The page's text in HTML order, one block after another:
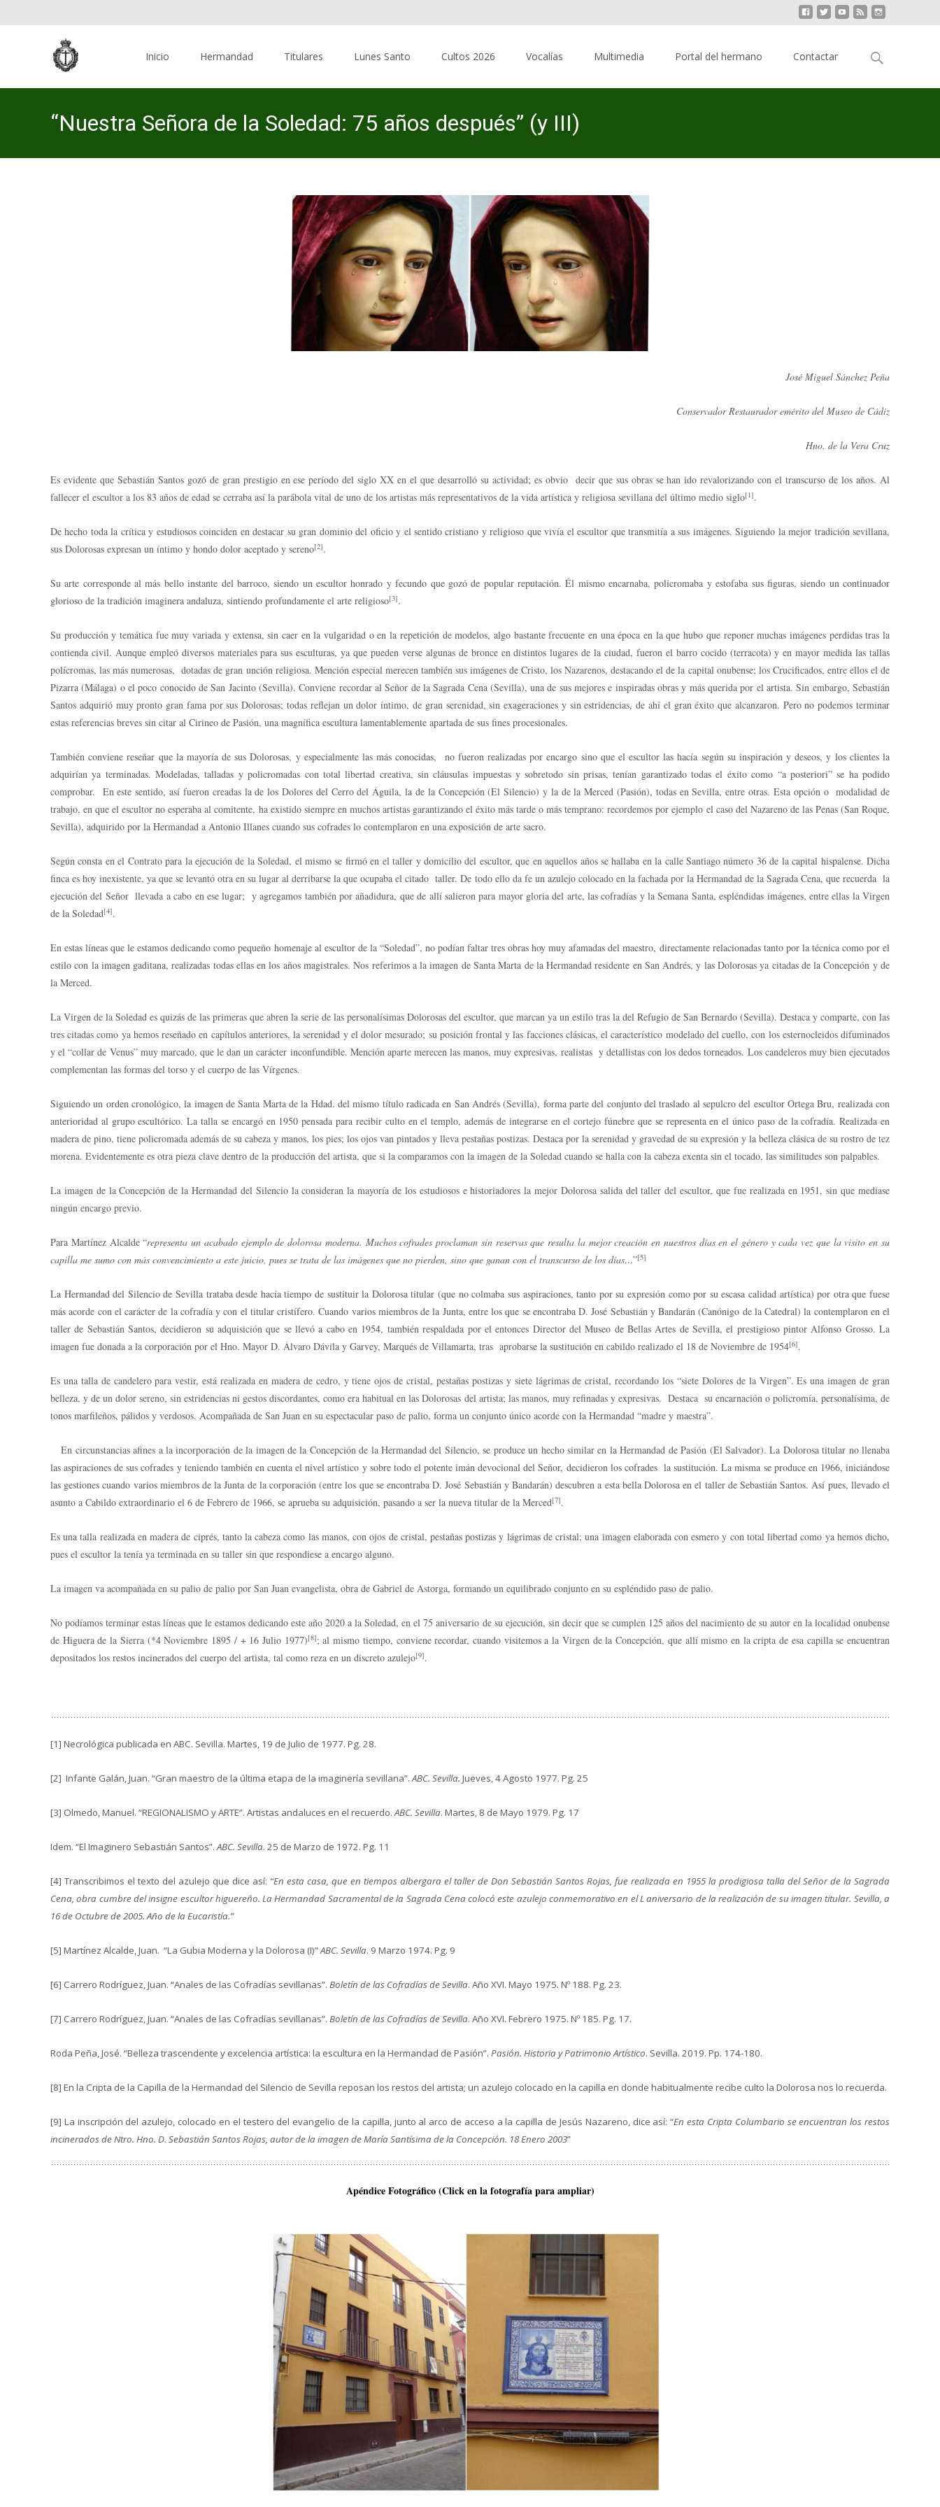
Inicio Hermandad Titulares Lunes Santo Cultos 2026 Vocalías Multimedia Portal del hermano Contactar Buscar:
“Nuestra Señora de la Soledad: 75 años después” (y III)
José Miguel Sánchez Peña
Conservador Restaurador emérito del Museo de Cádiz
Hno. de la Vera Cruz
Es evidente que Sebastián Santos gozó de gran prestigio en ese período del siglo XX en el que desarrolló su actividad; es obvio decir que sus obras se han ido revalorizando con el transcurso de los años. Al
fallecer el escultor a los 83 años de edad se cerraba así la parábola vital de uno de los artistas más representativos de la vida artística y religiosa sevillana del último medio siglo[1].
De hecho toda la crítica y estudiosos coinciden en destacar su gran dominio del oficio y el sentido cristiano y religioso que vivía el escultor que transmitía a sus imágenes. Siguiendo la mejor tradición sevillana,
sus Dolorosas expresan un íntimo y hondo dolor aceptado y sereno[2].
Su arte corresponde al más bello instante del barroco, siendo un escultor honrado y fecundo que gozó de popular reputación. Él mismo encarnaba, policromaba y estofaba sus figuras, siendo un continuador
glorioso de la tradición imaginera andaluza, sintiendo profundamente el arte religioso[3].
Su producción y temática fue muy variada y extensa, sin caer en la vulgaridad o en la repetición de modelos, algo bastante frecuente en una época en la que hubo que reponer muchas imágenes perdidas tras la
contienda civil. Aunque empleó diversos materiales para sus esculturas, ya que pueden verse algunas de bronce en distintos lugares de la ciudad, fueron el barro cocido (terracota) y en mayor medida las tallas
polícromas, las más numerosas, dotadas de gran unción religiosa. Mención especial merecen también sus imágenes de Cristo, los Nazarenos, destacando el de la capital onubense; los Crucificados, entre ellos el de
Pizarra (Málaga) o el poco conocido de San Jacinto (Sevilla). Conviene recordar al Señor de la Sagrada Cena (Sevilla), una de sus mejores e inspiradas obras y más querida por el artista. Sin embargo, Sebastián
Santos adquirió muy pronto gran fama por sus Dolorosas; todas reflejan un dolor íntimo, de gran serenidad, sin exageraciones y sin estridencias, de ahí el gran éxito que alcanzaron. Pero no podemos terminar
estas referencias breves sin citar al Cirineo de Pasión, una magnífica escultura lamentablemente apartada de sus fines procesionales.
También conviene reseñar que la mayoría de sus Dolorosas, y especialmente las más conocidas, no fueron realizadas por encargo sino que el escultor las hacía según su inspiración y deseos, y los clientes la
adquirían ya terminadas. Modeladas, talladas y policromadas con total libertad creativa, sin cláusulas impuestas y sobretodo sin prisas, tenían garantizado todas el éxito como “a posteriori” se ha podido
comprobar. En este sentido, así fueron creadas la de los Dolores del Cerro del Águila, la de la Concepción (El Silencio) y la de la Merced (Pasión), todas en Sevilla, entre otras. Esta opción o modalidad de
trabajo, en que el escultor no esperaba al comitente, ha existido siempre en muchos artistas garantizando el éxito más tarde o más temprano: recordemos por ejemplo el caso del Nazareno de las Penas (San Roque,
Sevilla), adquirido por la Hermandad a Antonio Illanes cuando sus cofrades lo contemplaron en una exposición de arte sacro.
Según consta en el Contrato para la ejecución de la Soledad, el mismo se firmó en el taller y domicilio del escultor, que en aquellos años se hallaba en la calle Santiago número 36 de la capital hispalense. Dicha
finca es hoy inexistente, ya que se levantó otra en su lugar al derribarse la que ocupaba el citado taller. De todo ello da fe un azulejo colocado en la fachada por la Hermandad de la Sagrada Cena, que recuerda la
ejecución del Señor llevada a cabo en ese lugar; y agregamos también por añadidura, que de allí salieron para mayor gloria del arte, las cofradías y la Semana Santa, espléndidas imágenes, entre ellas la Virgen
de la Soledad[4].
En estas líneas que le estamos dedicando como pequeño homenaje al escultor de la “Soledad”, no podían faltar tres obras hoy muy afamadas del maestro, directamente relacionadas tanto por la técnica como por el
estilo con la imagen gaditana, realizadas todas ellas en los años magistrales. Nos referimos a la imagen de Santa Marta de la Hermandad residente en San Andrés, y las Dolorosas ya citadas de la Concepción y de
la Merced.
La Virgen de la Soledad es quizás de las primeras que abren la serie de las personalísimas Dolorosas del escultor, que marcan ya un estilo tras la del Refugio de San Bernardo (Sevilla). Destaca y comparte, con las
tres citadas como ya hemos reseñado en capítulos anteriores, la serenidad y el dolor mesurado; su posición frontal y las facciones clásicas, el característico modelado del cuello, con los esternocleidos difuminados
y el “collar de Venus” muy marcado, que le dan un carácter inconfundible. Mención aparte merecen las manos, muy expresivas, realistas y detallistas con los dedos torneados. Los candeleros muy bien ejecutados
complementan las formas del torso y el cuerpo de las Vírgenes.
Siguiendo un orden cronológico, la imagen de Santa Marta de la Hdad. del mismo título radicada en San Andrés (Sevilla), forma parte del conjunto del traslado al sepulcro del escultor Ortega Bru, realizada con
anterioridad al grupo escultórico. La talla se encargó en 1950 pensada para recibir culto en el templo, además de integrarse en el cortejo fúnebre que se representa en el único paso de la cofradía. Realizada en
madera de pino, tiene policromada además de su cabeza y manos, los pies; los ojos van pintados y lleva pestañas postizas. Destaca por la serenidad y gravedad de su expresión y la belleza clásica de su rostro de tez
morena. Evidentemente es otra pieza clave dentro de la producción del artista, que si la comparamos con la imagen de la Soledad cuando se halla con la cabeza exenta sin el tocado, las similitudes son palpables.
La imagen de la Concepción de la Hermandad del Silencio la consideran la mayoría de los estudiosos e historiadores la mejor Dolorosa salida del taller del escultor, que fue realizada en 1951, sin que mediase
ningún encargo previo.
Para Martínez Alcalde “representa un acabado ejemplo de dolorosa moderna. Muchos cofrades proclaman sin reservas que resulta la mejor creación en nuestros días en el género y cada vez que la visito en su
capilla me sumo con más convencimiento a este juicio, pues se trata de las imágenes que no pierden, sino que ganan con el transcurso de los días…”[5]
La Hermandad del Silencio de Sevilla trataba desde hacía tiempo de sustituir la Dolorosa titular (que no colmaba sus aspiraciones, tanto por su expresión como por su escasa calidad artística) por otra que fuese
más acorde con el carácter de la cofradía y con el titular cristífero. Cuando varios miembros de la Junta, entre los que se encontraba D. José Sebastián y Bandarán (Canónigo de la Catedral) la contemplaron en el
taller de Sebastián Santos, decidieron su adquisición que se llevó a cabo en 1954, también respaldada por el entonces Director del Museo de Bellas Artes de Sevilla, el prestigioso pintor Alfonso Grosso. La
imagen fue donada a la corporación por el Hno. Mayor D. Álvaro Dávila y Garvey, Marqués de Villamarta, tras aprobarse la sustitución en cabildo realizado el 18 de Noviembre de 1954[6].
Es una talla de candelero para vestir, está realizada en madera de cedro, y tiene ojos de cristal, pestañas postizas y siete lágrimas de cristal, recordando los “siete Dolores de la Virgen”. Es una imagen de gran
belleza, y de un dolor sereno, sin estridencias ni gestos discordantes, como era habitual en las Dolorosas del artista; las manos, muy refinadas y expresivas. Destaca su encarnación o policromía, personalísima, de
tonos marfileños, pálidos y verdosos. Acompañada de San Juan en su espectacular paso de palio, forma un conjunto único acorde con la Hermandad “madre y maestra”.
En circunstancias afines a la incorporación de la imagen de la Concepción de la Hermandad del Silencio, se produce un hecho similar en la Hermandad de Pasión (El Salvador). La Dolorosa titular no llenaba
las aspiraciones de sus cofrades y teniendo también en cuenta el nivel artístico y sobre todo el potente imán devocional del Señor, decidieron los cofrades la sustitución. La misma se produce en 1966, iniciándose
las gestiones cuando varios miembros de la Junta de la corporación (entre los que se encontraba D. José Sebastián y Bandarán) descubren a esta bella Dolorosa en el taller de Sebastián Santos. Así pues, llevado el
asunto a Cabildo extraordinario el 6 de Febrero de 1966, se aprueba su adquisición, pasando a ser la nueva titular de la Merced[7].
Es una talla realizada en madera de ciprés, tanto la cabeza como las manos, con ojos de cristal, pestañas postizas y lágrimas de cristal; una imagen elaborada con esmero y con total libertad como ya hemos dicho,
pues el escultor la tenía ya terminada en su taller sin que respondiese a encargo alguno.
La imagen va acompañada en su palio de palio por San Juan evangelista, obra de Gabriel de Astorga, formando un equilibrado conjunto en su espléndido paso de palio.
No podíamos terminar estas líneas que le estamos dedicando este año 2020 a la Soledad, en el 75 aniversario de su ejecución, sin decir que se cumplen 125 años del nacimiento de su autor en la localidad onubense
de Higuera de la Sierra (*4 Noviembre 1895 / + 16 Julio 1977)[8]; al mismo tiempo, conviene recordar, cuando visitemos a la Virgen de la Concepción, que allí mismo en la cripta de esa capilla se encuentran
depositados los restos incinerados del cuerpo del artista, tal como reza en un discreto azulejo[9].
[1] Necrológica publicada en ABC. Sevilla. Martes, 19 de Julio de 1977. Pg. 28.
[2] Infante Galán, Juan. “Gran maestro de la última etapa de la imaginería sevillana”.ABC. Sevilla. Jueves, 4 Agosto 1977. Pg. 25
[3] Olmedo, Manuel. “REGIONALISMO y ARTE”. Artistas andaluces en el recuerdo.ABC. Sevilla. Martes, 8 de Mayo 1979. Pg. 17
Idem. “El Imaginero Sebastián Santos”.ABC. Sevilla. 25 de Marzo de 1972. Pg. 11
[4] Transcribimos el texto del azulejo que dice así: “En esta casa, que en tiempos albergara el taller de Don Sebastián Santos Rojas, fue realizada en 1955 la prodigiosa talla del Señor de la Sagrada
Cena, obra cumbre del insigne escultor higuereño. La Hermandad Sacramental de la Sagrada Cena colocó este azulejo conmemorativo en el L aniversario de la realización de su imagen titular. Sevilla, a
16 de Octubre de 2005. Año de la Eucaristía.”
[5] Martínez Alcalde, Juan. “La Gubia Moderna y la Dolorosa (I)”ABC. Sevilla. 9 Marzo 1974. Pg. 9
[6] Carrero Rodríguez, Juan. “Anales de las Cofradías sevillanas”. Boletín de las Cofradías de Sevilla. Año XVI. Mayo 1975. Nº 188. Pg. 23.
[7] Carrero Rodríguez, Juan. “Anales de las Cofradías sevillanas”. Boletín de las Cofradías de Sevilla. Año XVI. Febrero 1975. Nº 185. Pg. 17.
Roda Peña, José. “Belleza trascendente y excelencia artística: la escultura en la Hermandad de Pasión”. Pasión. Historia y Patrimonio Artístico. Sevilla. 2019. Pp. 174-180.
[8] En la Cripta de la Capilla de la Hermandad del Silencio de Sevilla reposan los restos del artista; un azulejo colocado en la capilla en donde habitualmente recibe culto la Dolorosa nos lo recuerda.
[9] La inscripción del azulejo, colocado en el testero del evangelio de la capilla, junto al arco de acceso a la capilla de Jesús Nazareno, dice así: “En esta Cripta Columbario se encuentran los restos
incinerados de Ntro. Hno. D. Sebastián Santos Rojas, autor de la imagen de María Santísima de la Concepción. 18 Enero 2003”
Apéndice Fotográfico (Click en la fotografía para ampliar)